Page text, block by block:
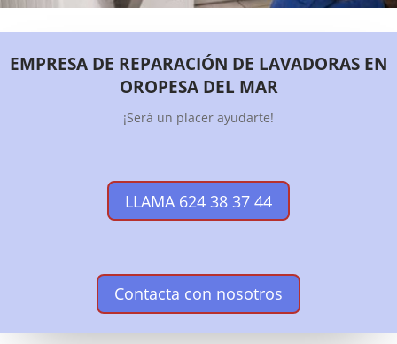
EMPRESA DE REPARACIÓN DE LAVADORAS EN
OROPESA DEL MAR
¡Será un placer ayudarte!
LLAMA 624 38 37 44
Contacta con nosotros